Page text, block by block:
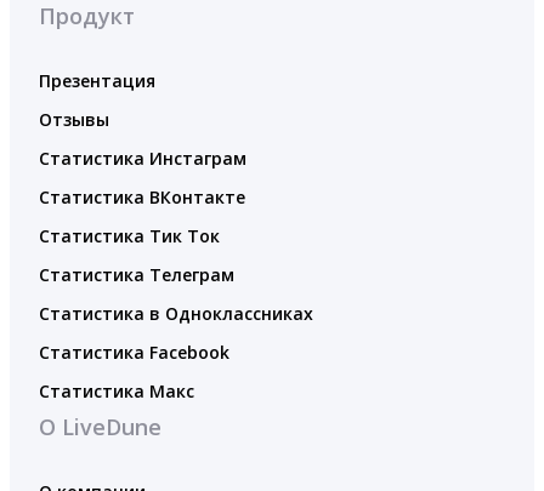
Продукт
Презентация
Отзывы
Статистика Инстаграм
Статистика ВКонтакте
Статистика Тик Ток
Статистика Телеграм
Статистика в Одноклассниках
Статистика Facebook
Статистика Макс
О LiveDune